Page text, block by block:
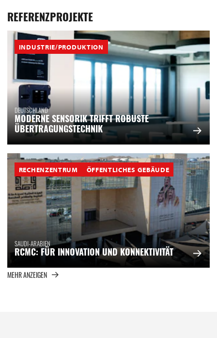
REFERENZPROJEKTE
INDUSTRIE/PRODUKTION
DEUTSCHLAND
MODERNE SENSORIK TRIFFT ROBUSTE
ÜBERTRAGUNGSTECHNIK
RECHENZENTRUM ÖFFENTLICHES GEBÄUDE
SAUDI-ARABIEN
RCMC: FÜR INNOVATION UND KONNEKTIVITÄT
MEHR ANZEIGEN